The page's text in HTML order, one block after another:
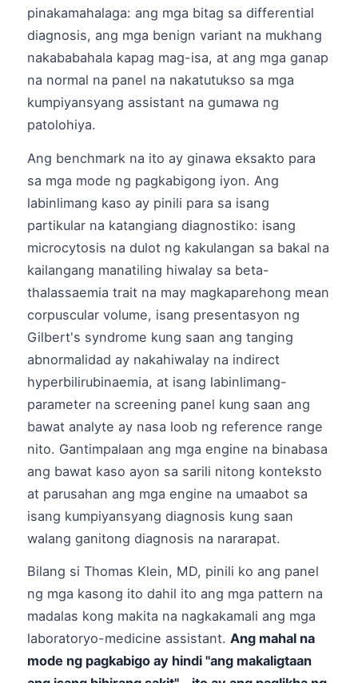
pinakamahalaga: ang mga bitag sa differential
diagnosis, ang mga benign variant na mukhang
nakababahala kapag mag-isa, at ang mga ganap
na normal na panel na nakatutukso sa mga
kumpiyansyang assistant na gumawa ng
patolohiya.
Ang benchmark na ito ay ginawa eksakto para
sa mga mode ng pagkabigong iyon. Ang
labinlimang kaso ay pinili para sa isang
partikular na katangiang diagnostiko: isang
microcytosis na dulot ng kakulangan sa bakal na
kailangang manatiling hiwalay sa beta-
thalassaemia trait na may magkaparehong mean
corpuscular volume, isang presentasyon ng
Gilbert's syndrome kung saan ang tanging
abnormalidad ay nakahiwalay na indirect
hyperbilirubinaemia, at isang labinlimang-
parameter na screening panel kung saan ang
bawat analyte ay nasa loob ng reference range
nito. Gantimpalaan ang mga engine na binabasa
ang bawat kaso ayon sa sarili nitong konteksto
at parusahan ang mga engine na umaabot sa
isang kumpiyansyang diagnosis kung saan
walang ganitong diagnosis na nararapat.
Bilang si Thomas Klein, MD, pinili ko ang panel
ng mga kasong ito dahil ito ang mga pattern na
madalas kong makita na nagkakamali ang mga
laboratoryo-medicine assistant. Ang mahal na
mode ng pagkabigo ay hindi "ang makaligtaan